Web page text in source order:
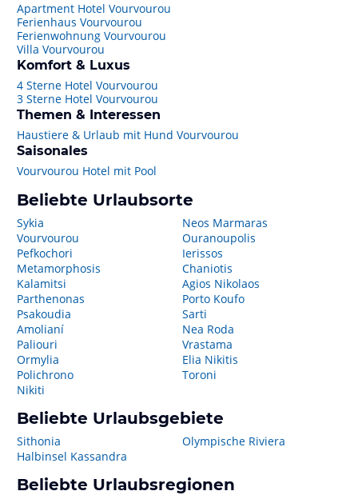
Apartment Hotel Vourvourou
Ferienhaus Vourvourou
Ferienwohnung Vourvourou
Villa Vourvourou
Komfort & Luxus
4 Sterne Hotel Vourvourou
3 Sterne Hotel Vourvourou
Themen & Interessen
Haustiere & Urlaub mit Hund Vourvourou
Saisonales
Vourvourou Hotel mit Pool
Beliebte Urlaubsorte
Sykia
Vourvourou
Pefkochori
Metamorphosis
Kalamitsi
Parthenonas
Psakoudia
Amolianí
Paliouri
Ormylia
Polichrono
Nikiti
Neos Marmaras
Ouranoupolis
Ierissos
Chaniotis
Agios Nikolaos
Porto Koufo
Sarti
Nea Roda
Vrastama
Elia Nikitis
Toroni
Beliebte Urlaubsgebiete
Sithonia
Halbinsel Kassandra
Olympische Riviera
Beliebte Urlaubsregionen